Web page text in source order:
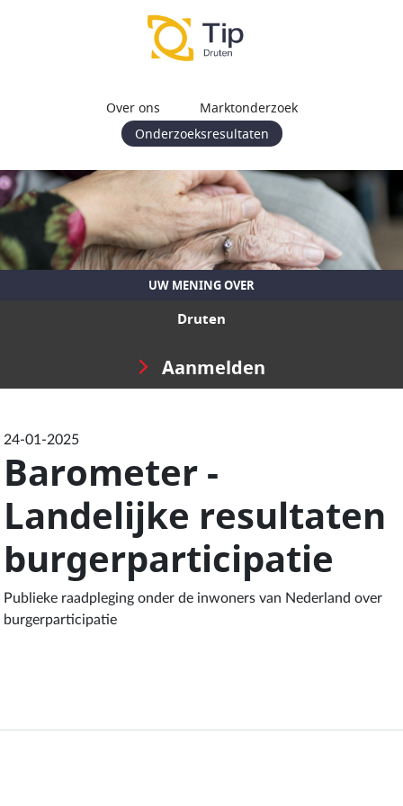
Over ons
Marktonderzoek
Onderzoeksresultaten
UW MENING OVER
Druten
Aanmelden
24-01-2025
Barometer -
Landelijke resultaten
burgerparticipatie
Publieke raadpleging onder de inwoners van Nederland over
burgerparticipatie